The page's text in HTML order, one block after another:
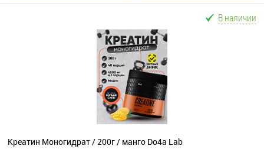
В наличии
Креатин Моногидрат / 200г / манго Do4a Lab